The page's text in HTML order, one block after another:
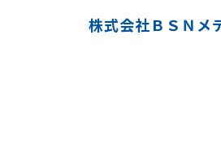
株式会社ＢＳＮメ